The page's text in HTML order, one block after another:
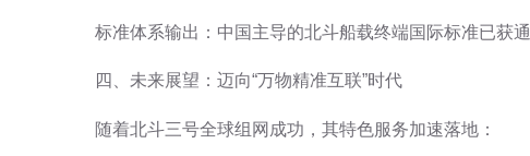
标准体系输出：中国主导的北斗船载终端国际标准已获
四、未来展望：迈向“万物精准互联”时代
随着北斗三号全球组网成功，其特色服务加速落地：